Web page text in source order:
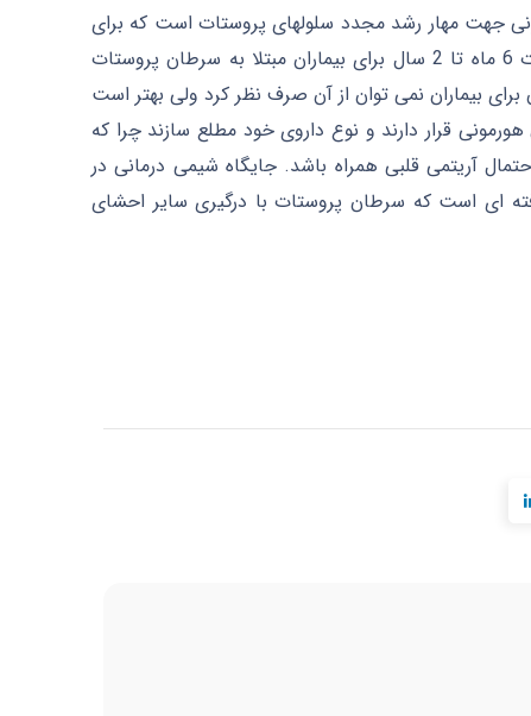
جهت مهار رشد مجدد سلولهای پروستات است که برای
رشد خود نیازمند وجود هورمون های مردانه هستند. این روش که معمولا به مدت 6 ماه تا 2 سال برای بیماران مبتلا به سرطان پروستات
برای بیماران نمی توان از آن صرف نظر کرد ولی بهتر است
قرار دارند و نوع داروی خود مطلع سازند چرا که
آریتمی قلبی همراه باشد. جایگاه شیمی درمانی در
ای است که سرطان پروستات با درگیری سایر احشای